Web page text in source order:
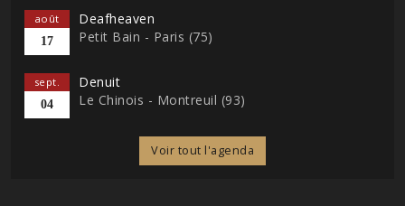
août
17
Deafheaven
Petit Bain - Paris (75)
sept.
04
Denuit
Le Chinois - Montreuil (93)
Voir tout l'agenda